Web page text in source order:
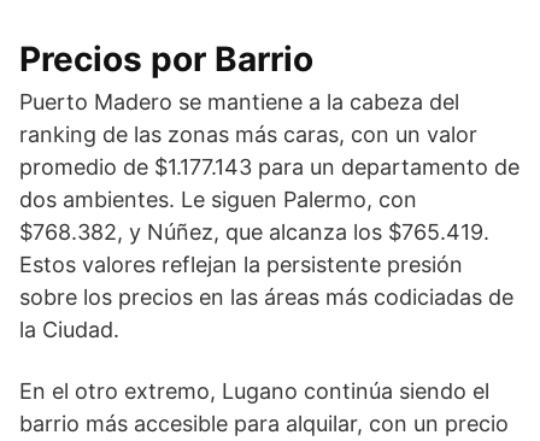
Precios por Barrio
Puerto Madero se mantiene a la cabeza del
ranking de las zonas más caras, con un valor
promedio de $1.177.143 para un departamento de
dos ambientes. Le siguen Palermo, con
$768.382, y Núñez, que alcanza los $765.419.
Estos valores reflejan la persistente presión
sobre los precios en las áreas más codiciadas de
la Ciudad.
En el otro extremo, Lugano continúa siendo el
barrio más accesible para alquilar, con un precio